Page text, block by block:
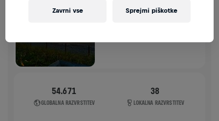
DANIA BEACH
54.671
GLOBALNA RAZVRSTITEV
38
LOKALNA RAZVRSTITEV
Zavrni vse Sprejmi piškotke